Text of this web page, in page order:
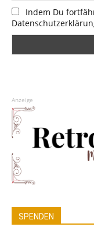
Indem Du
Anzeige
SPENDEN